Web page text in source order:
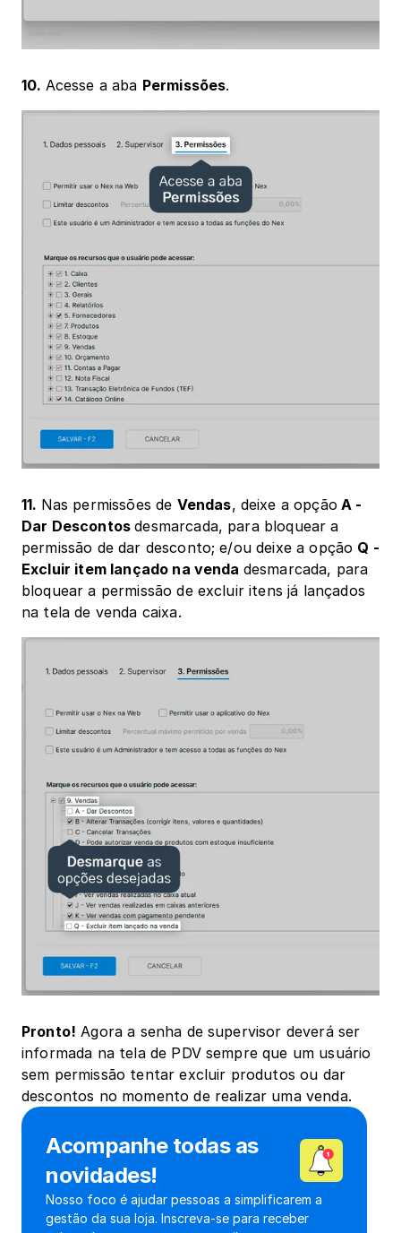
10. Acesse a aba Permissões.
11. Nas permissões de Vendas, deixe a opção A -
Dar Descontos desmarcada, para bloquear a
permissão de dar desconto; e/ou deixe a opção Q -
Excluir item lançado na venda desmarcada, para
bloquear a permissão de excluir itens já lançados
na tela de venda caixa.
Pronto! Agora a senha de supervisor deverá ser
informada na tela de PDV sempre que um usuário
sem permissão tentar excluir produtos ou dar
descontos no momento de realizar uma venda.
Acompanhe todas as
novidades!
Nosso foco é ajudar pessoas a simplificarem a
gestão da sua loja. Inscreva-se para receber